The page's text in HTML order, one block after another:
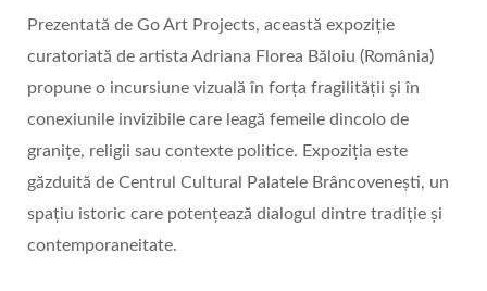
Prezentată de Go Art Projects, această expoziție
curatoriată de artista Adriana Florea Băloiu (România)
propune o incursiune vizuală în forța fragilității și în
conexiunile invizibile care leagă femeile dincolo de
granițe, religii sau contexte politice. Expoziția este
găzduită de Centrul Cultural Palatele Brâncovenești, un
spațiu istoric care potențează dialogul dintre tradiție și
contemporaneitate.